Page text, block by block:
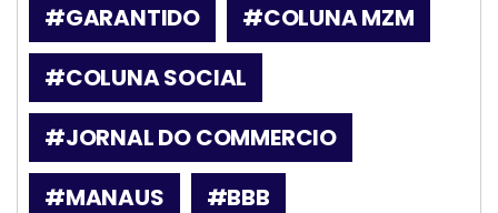
#GARANTIDO
#COLUNA MZM
#COLUNA SOCIAL
#JORNAL DO COMMERCIO
#MANAUS
#BBB